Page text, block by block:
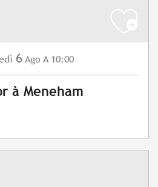
6 Ago A 10:00
à Meneham